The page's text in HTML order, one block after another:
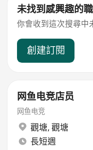
未找到感興趣的
你會收到這次搜尋中
創建訂閱
网鱼电竞店员
网鱼电竞
觀塘, 觀塘
長短週